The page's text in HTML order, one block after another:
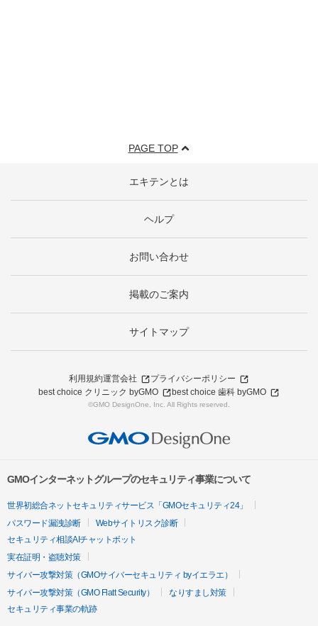
PAGE TOP
エキテンとは
ヘルプ
お問い合わせ
掲載のご案内
サイトマップ
利用規約運営会社
プライバシーポリシー
best choice クリニック byGMO
best choice 歯科 byGMO
©GMO DesignOne, Inc. All Rights reserved.
GMOインターネットグループのセキュリティ事業について
世界初総合ネットセキュリティサービス「GMOセキュリティ24」
パスワード漏洩診断
Webサイトリスク診断
セキュリティ相談AIチャットボット
実在証明・盗聴対策
サイバー攻撃対策（GMOサイバーセキュリティ byイエラエ）
サイバー攻撃対策（GMO Flatt Security）
なりすまし対策
セキュリティ事業の軌跡